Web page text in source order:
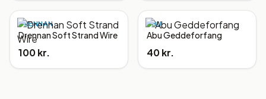
DRENNAN
Drennan Soft Strand Wire
100 kr.
ABU
Abu Geddeforfang
40 kr.